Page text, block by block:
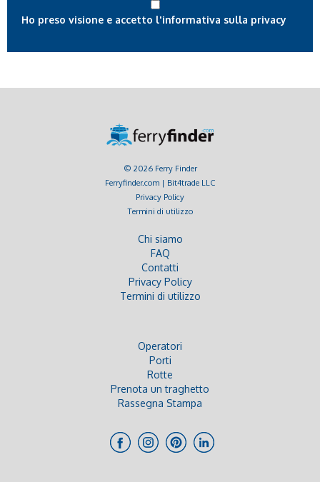
Ho preso visione e accetto l'informativa sulla privacy
© 2026 Ferry Finder
Ferryfinder.com | Bit4trade LLC
Privacy Policy
Termini di utilizzo
Chi siamo
FAQ
Contatti
Privacy Policy
Termini di utilizzo
Operatori
Porti
Rotte
Prenota un traghetto
Rassegna Stampa